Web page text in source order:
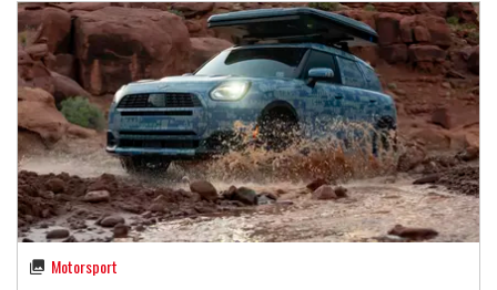
Motorsport